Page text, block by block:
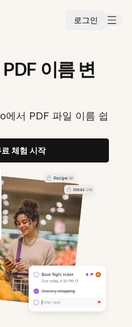
로그인
이름 변
에서 PDF 파일 이름 쉽
료 체험 시작